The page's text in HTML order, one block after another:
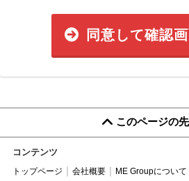
同意して確認
このページの
コンテンツ
トップページ 会社概要 ME Groupについて